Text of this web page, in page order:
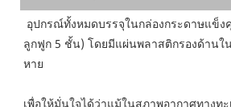
อุปกรณ์ทั้งหมดบรรจุในกล่องกระดาษแข็
ลูกฟูก 5 ชั้น) โดยมีแผ่นพลาสติกรองด้านใ
หาย
เพื่อให้มั่นใจได้ว่าแม้ในสภาพอากาศทางท